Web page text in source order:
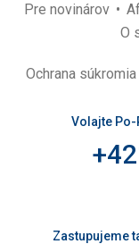
Pre novinárov
O
Ochrana súkromia
Volajte Po-
Zastupujeme